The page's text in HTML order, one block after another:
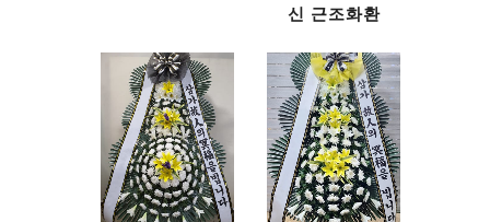
신 근조화환